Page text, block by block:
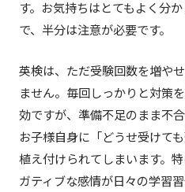
す。お気持ちはとてもよく分
で、半分は注意が必要です。
英検は、ただ受験回数を増や
ません。毎回しっかりと対策
効ですが、準備不足のまま不
お子様自身に「どうせ受けて
植え付けられてしまいます。
ガティブな感情が日々の学習